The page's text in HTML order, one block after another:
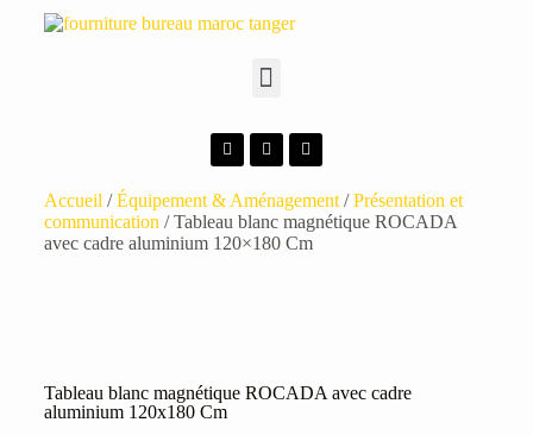
Accueil /Équipement & Aménagement/Présentation et
communication / Tableau blanc magnétique ROCADA
avec cadre aluminium 120×180 Cm
Tableau blanc magnétique ROCADA avec cadre
aluminium 120x180 Cm